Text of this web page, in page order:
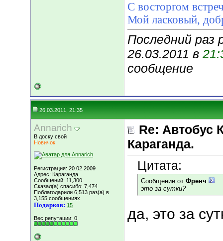
С восторгом
Мой ласковый,
Последний раз
26.03.2011 в
сообщение
26.03.2011, 21:35
Annarich
В доску свой
Новичок
Регистрация: 20.02.2009
Адрес: Караганда
Сообщений: 11,300
Сказал(а) спасибо: 7,474
Поблагодарили 6,513 раз(а) в
3,155 сообщениях
Подарков: 15
Вес репутации: 0
Re: Автобус
Караганда.
Цитата:
Сообщение от Френч
это за сутки?
да, это за